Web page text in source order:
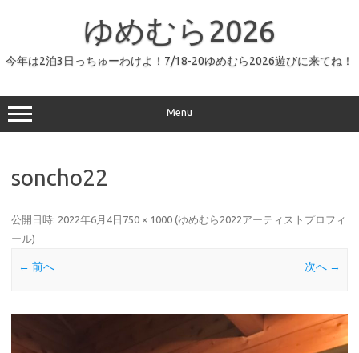
へ
ッ
プ
ゆめむら2026
今年は2泊3日っちゅーわけよ！7/18-20ゆめむら2026遊びに来てね！
Menu
soncho22
公開日時: 2022年6月4日 750 × 1000 (ゆめむら2022アーティストプロフィ
ール)
← 前へ 次へ →